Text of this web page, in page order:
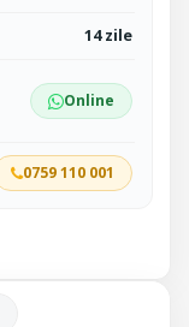
14 zile
Online
0759 110 001